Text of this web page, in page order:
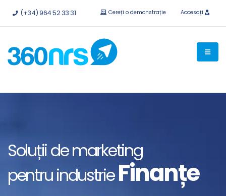
Încercați gratuit fără obligații. API-uri și integrări disponibile.
(+34) 964 52 33 31 Cereți o demonstrație Accesați
Soluții de marketing
pentru industrieFinanțe